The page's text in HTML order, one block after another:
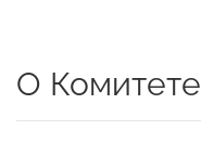
О Комитете